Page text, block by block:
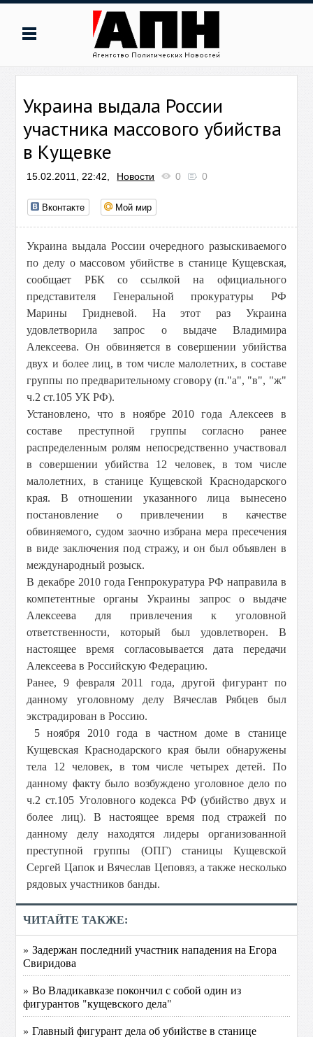
Украина выдала России
участника массового убийства
в Кущевке
15.02.2011, 22:42, Новости 0 0
Вконтакте Мой мир
Украина выдала России очередного разыскиваемого
по делу о массовом убийстве в станице Кущевская,
сообщает РБК со ссылкой на официального
представителя Генеральной прокуратуры РФ
Марины Гридневой. На этот раз Украина
удовлетворила запрос о выдаче Владимира
Алексеева. Он обвиняется в совершении убийства
двух и более лиц, в том числе малолетних, в составе
группы по предварительному сговору (п."а", "в", "ж"
ч.2 ст.105 УК РФ).
Установлено, что в ноябре 2010 года Алексеев в
составе преступной группы согласно ранее
распределенным ролям непосредственно участвовал
в совершении убийства 12 человек, в том числе
малолетних, в станице Кущевской Краснодарского
края. В отношении указанного лица вынесено
постановление о привлечении в качестве
обвиняемого, судом заочно избрана мера пресечения
в виде заключения под стражу, и он был объявлен в
международный розыск.
В декабре 2010 года Генпрокуратура РФ направила в
компетентные органы Украины запрос о выдаче
Алексеева для привлечения к уголовной
ответственности, который был удовлетворен. В
настоящее время согласовывается дата передачи
Алексеева в Российскую Федерацию.
Ранее, 9 февраля 2011 года, другой фигурант по
данному уголовному делу Вячеслав Рябцев был
экстрадирован в Россию.
5 ноября 2010 года в частном доме в станице
Кущевская Краснодарского края были обнаружены
тела 12 человек, в том числе четырех детей. По
данному факту было возбуждено уголовное дело по
ч.2 ст.105 Уголовного кодекса РФ (убийство двух и
более лиц). В настоящее время под стражей по
данному делу находятся лидеры организованной
преступной группы (ОПГ) станицы Кущевской
Сергей Цапок и Вячеслав Цеповяз, а также несколько
рядовых участников банды.
ЧИТАЙТЕ ТАКЖЕ:
» Задержан последний участник нападения на Егора
Свиридова
» Во Владикавказе покончил с собой один из
фигурантов "кущевского дела"
» Главный фигурант дела об убийстве в станице